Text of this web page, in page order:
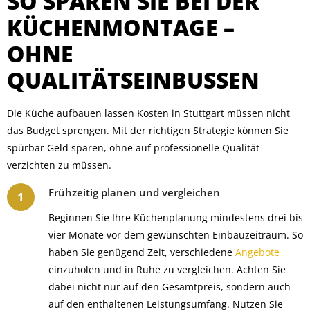
KÜCHENMONTAGE –
OHNE
QUALITÄTSEINBUSSEN
Die Küche aufbauen lassen Kosten in Stuttgart müssen nicht
das Budget sprengen. Mit der richtigen Strategie können Sie
spürbar Geld sparen, ohne auf professionelle Qualität
verzichten zu müssen.
Frühzeitig planen und vergleichen
Beginnen Sie Ihre Küchenplanung mindestens drei bis
vier Monate vor dem gewünschten Einbauzeitraum. So
haben Sie genügend Zeit, verschiedene Angebote
einzuholen und in Ruhe zu vergleichen. Achten Sie
dabei nicht nur auf den Gesamtpreis, sondern auch
auf den enthaltenen Leistungsumfang. Nutzen Sie